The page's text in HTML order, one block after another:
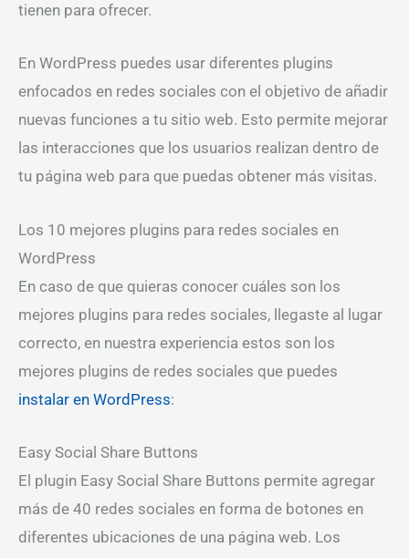
tienen para ofrecer.
En WordPress puedes usar diferentes plugins
enfocados en redes sociales con el objetivo de añadir
nuevas funciones a tu sitio web. Esto permite mejorar
las interacciones que los usuarios realizan dentro de
tu página web para que puedas obtener más visitas.
Los 10 mejores plugins para redes sociales en
WordPress
En caso de que quieras conocer cuáles son los
mejores plugins para redes sociales, llegaste al lugar
correcto, en nuestra experiencia estos son los
mejores plugins de redes sociales que puedes
instalar en WordPress:
Easy Social Share Buttons
El plugin Easy Social Share Buttons permite agregar
más de 40 redes sociales en forma de botones en
diferentes ubicaciones de una página web. Los